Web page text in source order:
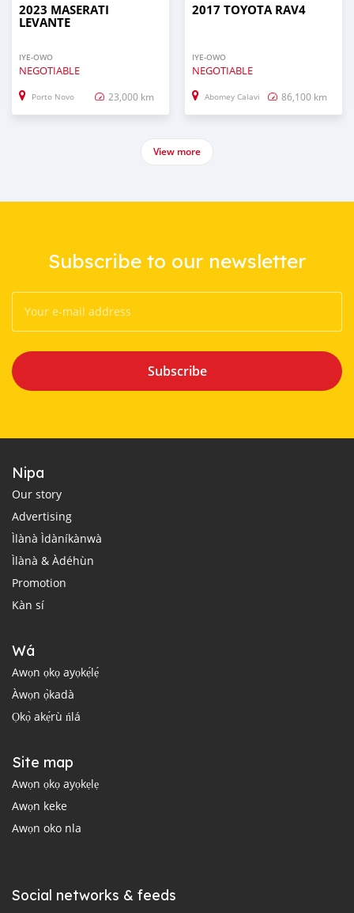
2023 MASERATI
LEVANTE
IYE-OWO
NEGOTIABLE
Porto Novo 23,000 km
2017 TOYOTA RAV4
IYE-OWO
NEGOTIABLE
Abomey Calavi 86,100 km
View more
Subscribe to our newsletter
Subscribe
Nipa
Our story
Advertising
Ìlànà Ìdàníkànwà
Ìlànà & Àdéhùn
Promotion
Kàn sí
Wá
Awọn ọkọ ayọkẹ́lẹ́
Àwọn ọ̀kadà
Ọkọ̀ akẹ́rù ńlá
Site map
Awọn ọkọ ayọkẹlẹ
Awọn keke
Awọn oko nla
Social networks & feeds